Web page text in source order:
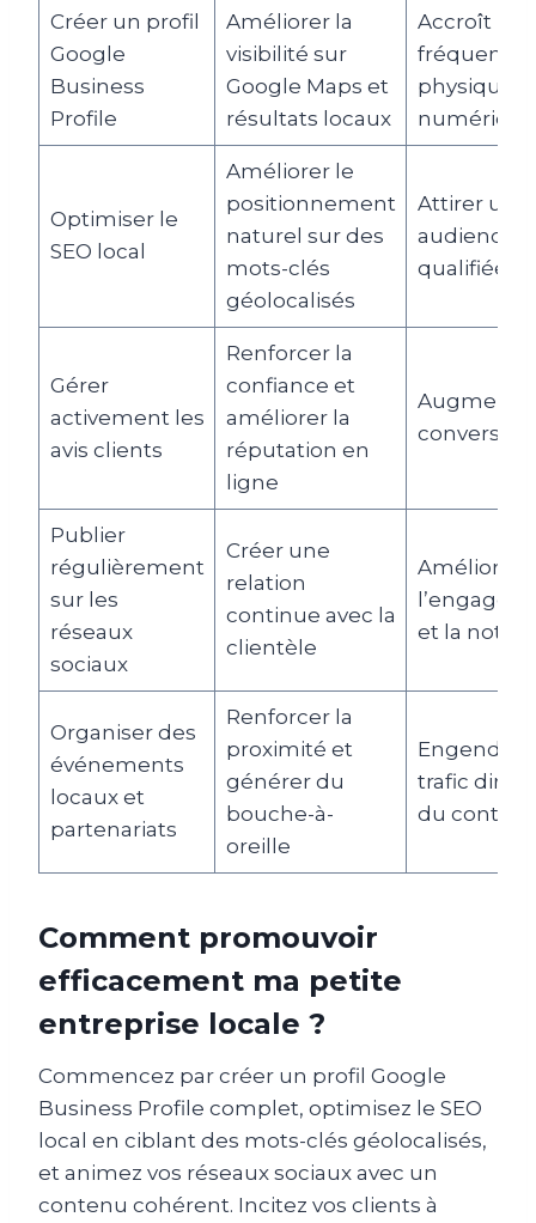
Créer un profil
Google
Business
Profile
Améliorer la
visibilité sur
Google Maps et
résultats locaux
Accroît la
physique
numérique
Optimiser le
SEO local
Améliorer le
positionnement
naturel sur des
mots-clés
géolocalisés
Attirer une
audience
qualifiée
Gérer
activement les
avis clients
Renforcer la
confiance et
améliorer la
réputation en
ligne
Augmente
conversion
Publier
régulièrement
sur les
réseaux
sociaux
Créer une
relation
continue avec la
clientèle
Améliore
et la
Organiser des
événements
locaux et
partenariats
Renforcer la
proximité et
générer du
bouche-à-
oreille
Engendre
trafic
du
Comment promouvoir
efficacement ma petite
entreprise locale ?
Commencez par créer un profil Google
Business Profile complet, optimisez le SEO
local en ciblant des mots-clés géolocalisés,
et animez vos réseaux sociaux avec un
contenu cohérent. Incitez vos clients à